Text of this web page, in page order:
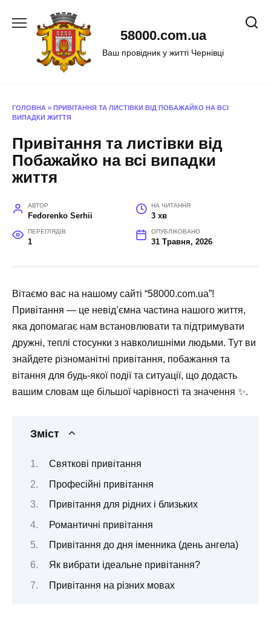
58000.com.ua
Ваш провідник у житті Чернівці
ГОЛОВНА » ПРИВІТАННЯ ТА ЛИСТІВКИ ВІД ПОБАЖАЙКО НА ВСІ
ВИПАДКИ ЖИТТЯ
Привітання та листівки від
Побажайко на всі випадки
життя
АВТОР
Fedorenko Serhii
НА ЧИТАННЯ
3 хв
ПЕРЕГЛЯДІВ
1
ОПУБЛІКОВАНО
31 Травня, 2026
Вітаємо вас на нашому сайті “58000.com.ua”!
Привітання — це невід’ємна частина нашого життя,
яка допомагає нам встановлювати та підтримувати
дружні, теплі стосунки з навколишніми людьми. Тут ви
знайдете різноманітні привітання, побажання та
вітання для будь-якої події та ситуації, що додасть
вашим словам ще більшої чарівності та значення ✨.
Зміст
Святкові привітання
Професійні привітання
Привітання для рідних і близьких
Романтичні привітання
Привітання до дня іменника (день ангела)
Як вибрати ідеальне привітання?
Привітання на різних мовах